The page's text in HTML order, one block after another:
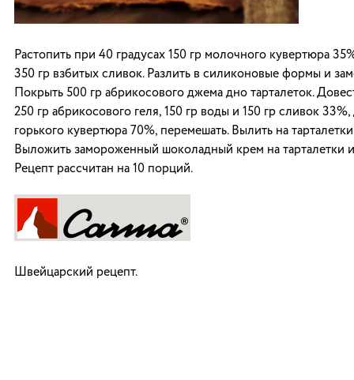
Растопить при 40 градусах 150 гр молочного кувертюра
350 гр взбитых сливок. Разлить в силиконовые формы и
Покрыть 500 гр абрикосового джема дно тарталеток.
250 гр абрикосового геля, 150 гр воды и 150 гр сливок 33%,
горького кувертюра 70%, перемешать. Вылить на
Выложить замороженный шоколадный крем на тарталетки
Рецепт рассчитан на 10 порций.
Швейцарский рецепт.